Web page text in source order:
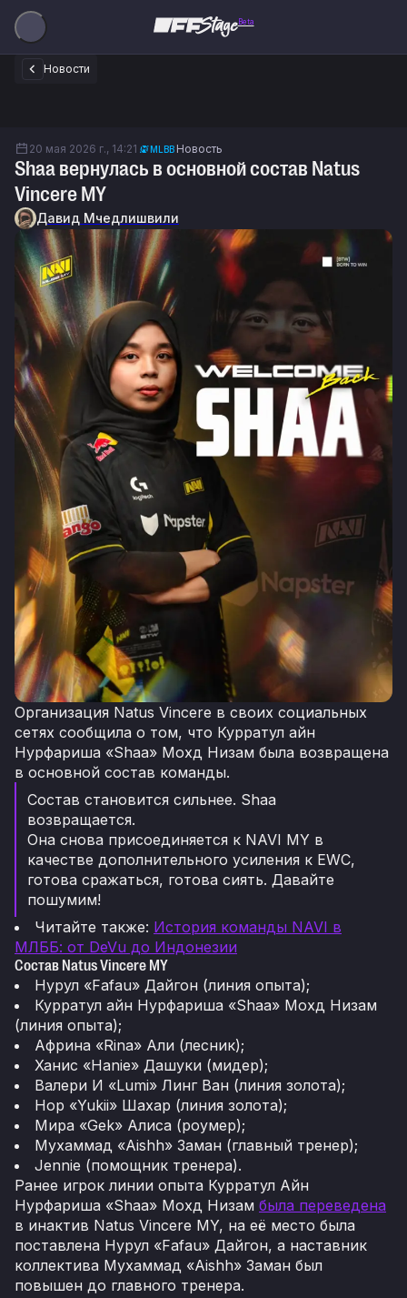
Beta
Новости
20 мая 2026 г., 14:21 MLBB Новость
Shaa вернулась в основной состав Natus
Vincere MY
Давид Мчедлишвили
Организация Natus Vincere в своих социальных
сетях сообщила о том, что Курратул айн
Нурфариша «Shaa» Мохд Низам была возвращена
в основной состав команды.
Состав становится сильнее. Shaa
возвращается.
Она снова присоединяется к NAVI MY в
качестве дополнительного усиления к EWC,
готова сражаться, готова сиять. Давайте
пошумим!
Читайте также: История команды NAVI в
МЛББ: от DeVu до Индонезии
Состав Natus Vincere MY
Нурул «Fafau» Дайгон (линия опыта);
Курратул айн Нурфариша «Shaa» Мохд Низам
(линия опыта);
Африна «Rina» Али (лесник);
Ханис «Hanie» Дашуки (мидер);
Валери И «Lumi» Линг Ван (линия золота);
Нор «Yukii» Шахар (линия золота);
Мира «Gek» Алиса (роумер);
Мухаммад «Aishh» Заман (главный тренер);
Jennie (помощник тренера).
Ранее игрок линии опыта Курратул Айн
Нурфариша «Shaa» Мохд Низам была переведена
в инактив Natus Vincere MY, на её место была
поставлена Нурул «Fafau» Дайгон, а наставник
коллектива Мухаммад «Aishh» Заман был
повышен до главного тренера.